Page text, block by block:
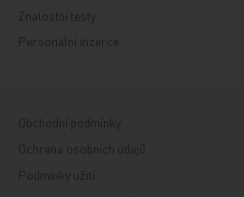
Znalostní testy
Personální inzerce
Obchodní podmínky
Ochrana osobních údajů
Podmínky užití